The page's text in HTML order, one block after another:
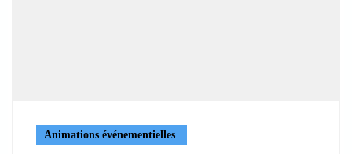
Animations événementielles